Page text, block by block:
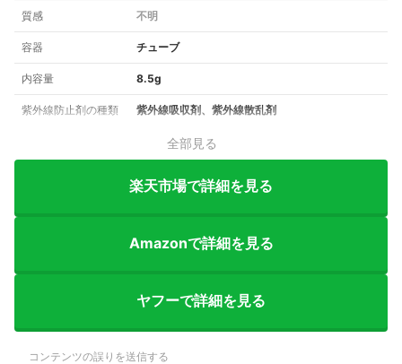
質感 不明
容器 チューブ
内容量 8.5g
紫外線防止剤の種類 紫外線吸収剤、紫外線散乱剤
全部見る
楽天市場で詳細を見る
Amazonで詳細を見る
ヤフーで詳細を見る
コンテンツの誤りを送信する